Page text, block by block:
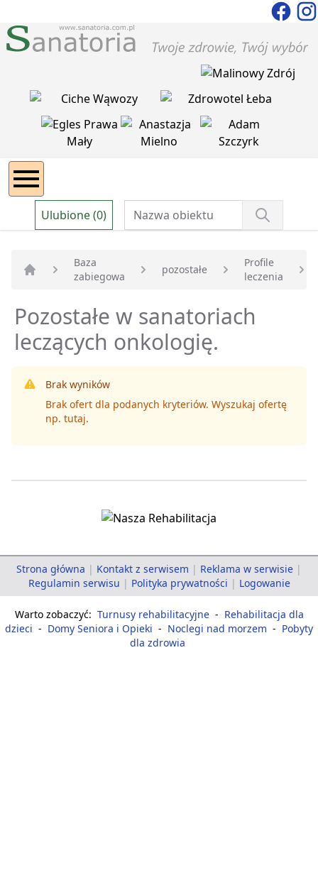
Ulubione (0)
Strona główna
Baza
zabiegowa
pozostałe
Profile
leczenia
Pozostałe w sanatoriach
leczących onkologię.
Brak wyników
Brak ofert dla podanych kryteriów. Wyszukaj ofertę
np. tutaj.
Strona główna | Kontakt z serwisem | Reklama w serwisie |
Regulamin serwisu | Polityka prywatności | Logowanie
Warto zobaczyć: Turnusy rehabilitacyjne - Rehabilitacja dla
dzieci - Domy Seniora i Opieki - Noclegi nad morzem - Pobyty
dla zdrowia